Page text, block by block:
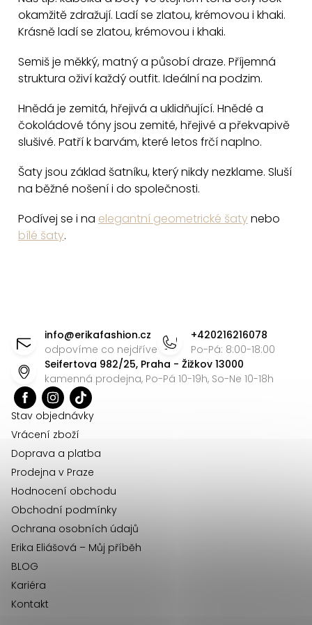
l
á
a
c
p
r
v
k
y
ý
okamžitě zdražují. Ladí se zlatou, krémovou i khaki.
Krásně ladí se zlatou, krémovou i khaki.
Semiš je měkký, matný a působí draze. Příjemná
struktura oživí každý outfit. Ideální na podzim.
Hnědá je zemitá, hřejivá a uklidňující. Hnědé a
čokoládové tóny jsou zemité, hřejivé a překvapivě
slušivé. Patří k barvám, které letos frčí naplno.
Šaty jsou základ šatníku, který nikdy nezklame. Sluší
na běžné nošení i do společnosti.
Podívej se i na elegantní geometrické šatynebo
bílé šaty.
info@erikafashion.cz
odpovíme co nejdříve
+420216216078
Po-Pá: 8:00-18:00
Seifertova 982/25, Praha - Žižkov 13000
kamenná prodejna, Po-Pá 10-19h, So-Ne 10-18h
Stav objednávky
Vrácení zboží
Doprava a platba
Prodejna v Praze
Hodnocení obchodu
Obchodní podmínky
Ochrana osobních údajů
Erika Eliášová – Můj příběh
BLOG
Kariéra
Kontakt